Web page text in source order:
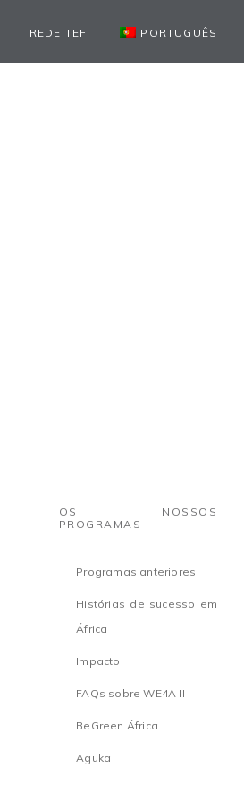
REDE TEF PORTUGUÊS
OS NOSSOS
PROGRAMAS
Programas anteriores
Histórias de sucesso em
África
Impacto
FAQs sobre WE4A II
BeGreen África
Aguka